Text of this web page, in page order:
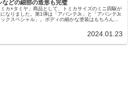
などの細部の造形も完璧
ミカ×タミヤ」商品として、トミカサイズのミニ四駆が
なりました。第1弾は「アバンテJr.」と「アバンテJr.
ックスペシャル」。ボディの細かな塗装はもちろん、
2024.01.23